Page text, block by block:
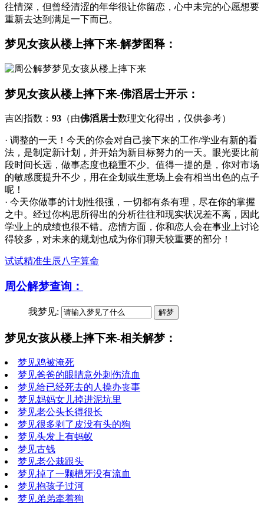
往情深，但曾经清涩的年华很让你留恋，心中未完的心愿想要
重新去达到满足一下而已。
梦见女孩从楼上摔下来-解梦图释：
梦见女孩从楼上摔下来-佛滔居士开示：
吉凶指数： 93 （由佛滔居士数理文化得出，仅供参考）
· 调整的一天！今天的你会对自己接下来的工作/学业有新的看
法，是制定新计划，并开始为新目标努力的一天。眼光要比前
段时间长远，做事态度也稳重不少。值得一提的是，你对市场
的敏感度提升不少，用在企划或生意场上会有相当出色的点子
呢！
· 今天你做事的计划性很强，一切都有条有理，尽在你的掌握
之中。经过你构思所得出的分析往往和现实状况差不离，因此
学业上的成绩也很不错。恋情方面，你和恋人会在事业上讨论
得较多，对未来的规划也成为你们聊天较重要的部分！
试试精准生辰八字算命
周公解梦查询：
我梦见:
梦见女孩从楼上摔下来-相关解梦：
梦见鸡被淹死
梦见爸爸的眼睛意外刺伤流血
梦见给已经死去的人操办丧事
梦见妈妈女儿掉进泥坑里
梦见老公头长得很长
梦见很多剥了皮没有头的狗
梦见头发上有蚂蚁
梦见古钱
梦见老公栽跟头
梦见掉了一颗槽牙没有流血
梦见抱孩子过河
梦见弟弟牵着狗